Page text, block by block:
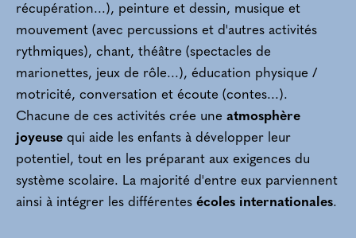
récupération...), peinture et dessin, musique et
mouvement (avec percussions et d'autres activités
rythmiques), chant, théâtre (spectacles de
marionettes, jeux de rôle...), éducation physique /
motricité, conversation et écoute (contes...).
Chacune de ces activités crée une atmosphère
joyeuse qui aide les enfants à développer leur
potentiel, tout en les préparant aux exigences du
système scolaire. La majorité d'entre eux parviennent
ainsi à intégrer les différentes écoles internationales.